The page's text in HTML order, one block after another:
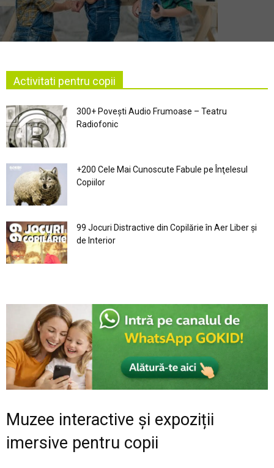
Activitati pentru copii
300+ Povești Audio Frumoase – Teatru
Radiofonic
+200 Cele Mai Cunoscute Fabule pe Înţelesul
Copiilor
99 Jocuri Distractive din Copilărie în Aer Liber şi
de Interior
Muzee interactive și expoziții
imersive pentru copii